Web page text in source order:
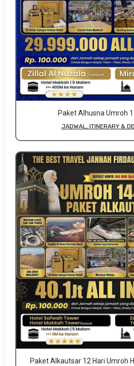
Paket Alhusna Umroh
JADWAL, ITINERARY &
Paket Alkautsar 12 Hari Umroh